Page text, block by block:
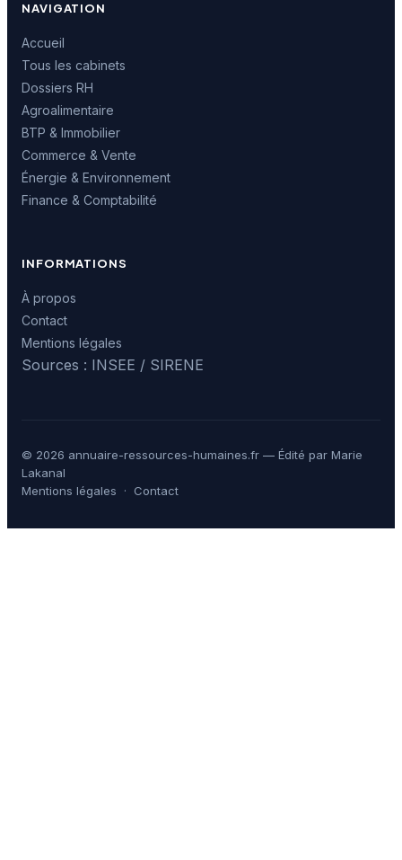
NAVIGATION
Accueil
Tous les cabinets
Dossiers RH
Agroalimentaire
BTP & Immobilier
Commerce & Vente
Énergie & Environnement
Finance & Comptabilité
INFORMATIONS
À propos
Contact
Mentions légales
Sources : INSEE / SIRENE
© 2026 annuaire-ressources-humaines.fr — Édité par Marie
Lakanal
Mentions légales · Contact